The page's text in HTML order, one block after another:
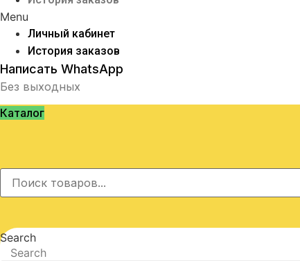
Menu
Личный кабинет
История заказов
Написать WhatsApp
Без выходных
Каталог
Search
Search